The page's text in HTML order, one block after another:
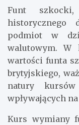
Funt szkocki,
historycznego
podmiot w
walutowym. W
wartości funta
brytyjskiego,
natury
wpływających
Kurs wymiany